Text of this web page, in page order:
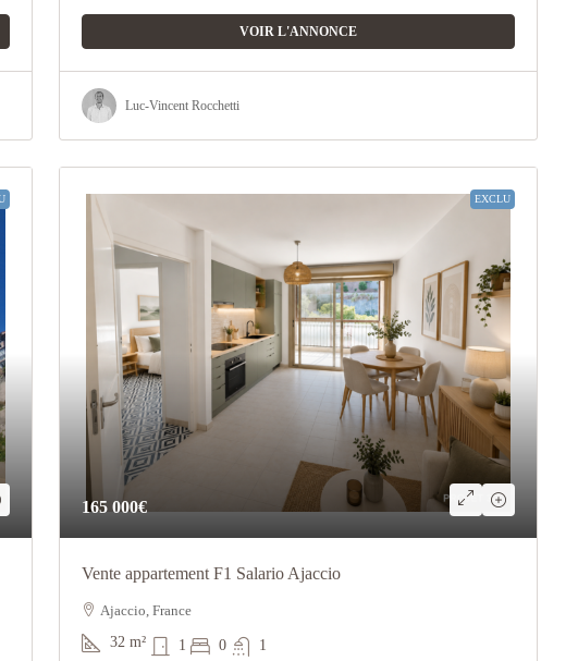
VOIR L'ANNONCE
Luc-Vincent Rocchetti
EXCLU
165 000€
Vente appartement F1 Salario Ajaccio
Ajaccio, France
32 m² 1 0 1